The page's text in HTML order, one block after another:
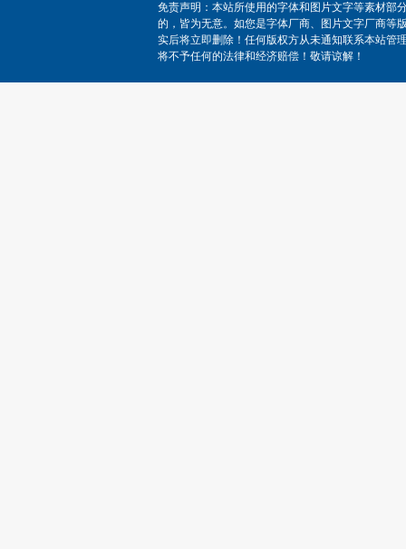
免责声明：本站所使用的字体和图片文字等素材部
的，皆为无意。如您是字体厂商、图片文字厂商等
实后将立即删除！任何版权方从未通知联系本站管
将不予任何的法律和经济赔偿！敬请谅解！